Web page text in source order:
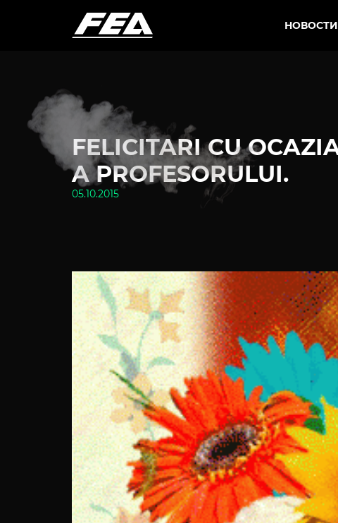
НОВОСТИ
FELICITARI CU
A PROFESORULUI.
05.10.2015